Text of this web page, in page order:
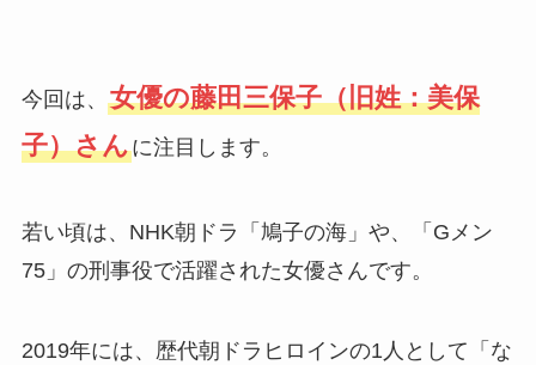
今回は、 女優の藤田三保子（旧姓：美保
子）さんに注目します。
若い頃は、NHK朝ドラ「鳩子の海」や、「Gメン
75」の刑事役で活躍された女優さんです。
2019年には、歴代朝ドラヒロインの1人として「な